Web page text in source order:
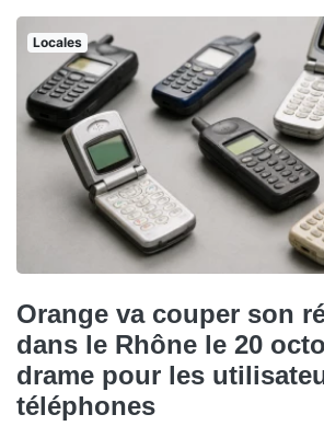
Locales
Orange va couper son
dans le Rhône le 20
drame pour les
téléphones